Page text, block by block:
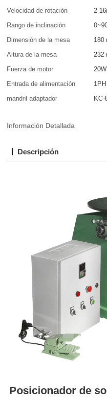
Velocidad de rotación
2-
Rango de inclinación
Dimensión de la mesa
180
Altura de la mesa
232
Fuerza de motor
20W
Entrada de alimentación
mandril adaptador
KC-
Información Detallada
Descripción
Posicionador de